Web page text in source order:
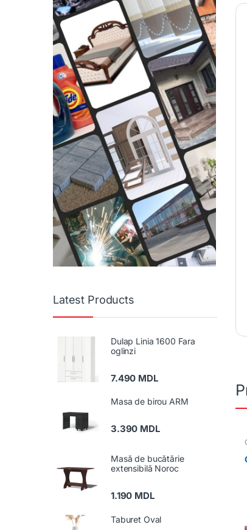
Latest Products
Dulap Linia 1600 Fara
oglinzi
7.490 MDL
Masa de birou ARM
3.390 MDL
Masă de bucătărie
extensibilă Noroc
1.190 MDL
Taburet Oval